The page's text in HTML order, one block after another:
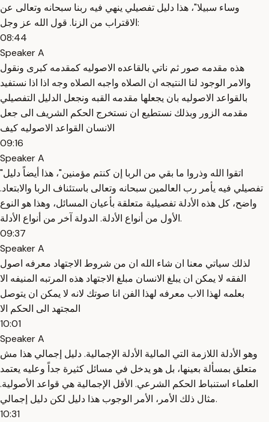
وساء سبيلا"، هذا دليل تفصيلي ينهي فيه ربنا سبحانه وتعالى عن
الاقتراب من الزنا. قول الله عز وجل:
08:44
Speaker A
هذه مقدمه صور ثم ناتي بالقاعده الاصوليه كمقدمه كبرى ونقول
والامر الوجود لنا النتيجه ان الصلاه واجبه الصلاه وجه اذا اذا نستفيد
بالقواعد الاصوليه بان يجعلها مقدمه القبه ونجعل الدليل التفصيلي
مقدمه الزور وبذلك نستطيع ان نستخرج الحكم الشريف الى جعل
الانسان القواعد الاصوليه كيف
09:16
Speaker A
"اتقوا الله وذروا ما بقي من الربا إن كنتم مؤمنين"، هذا أيضاً دليل
تفصيلي فيه يأمر رب العالمين سبحانه وتعالى باستئناف الربا والابتعاد.
واضح، كل هذه الأدلة تفصيلية متعلقة بأعيان المسائل، وهذا هو النوع
الأول من أنواع الأدلة. الدولة آخر من أنواع الأدلة.
09:37
Speaker A
لذلك سياتي معنا ان شاء الله ان من شروط الاجتهاد معرفه اصول
الفقه لا يمكن ان يبلغ الانسان مبلغ الاجتهاد هذه المرتبه المنيفه الا
بعلمه لهذا الاب معرفه لهذا الفن انا صوتك لانه لا يمكن ان يتوصل
المجتهد الى الحكم الا
10:01
Speaker A
وهو الأدلة اللازمة التي المالية الأدلة الإجمالية. دليل إجمالي هذا مش
متعلق بمسألة بعينها، بل هو يدخل في مسائل كثيرة جداً وعليه يعتمد
العلماء استنباط الحكم الشرعي. الأقل الإجمالية هي قواعد الأصولية.
مثال ذلك الأمر، الأمر الوجوب هذا دليل لكن دليل إجمالي.
10:31